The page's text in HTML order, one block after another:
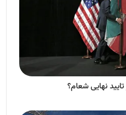
تایید نهایی شعام؟